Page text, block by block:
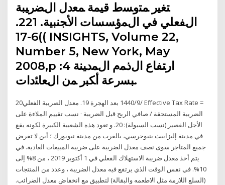
ﺘﻐﻴر ﻤﺘوﺴط ﻗﻴﻤﺔ ﻤﻌدل اﻝﻀرﻴﺒﺔ
اﻝﻔﻌﻠﻲ ﻓﻲ اﻝﻤؤﺴﺴﺎت اﻷﺠﻨﺒﻴﺔ. 221.
)6-17( INSIGHTS, Volume 22,
Number 5, New York, May
2008,p :4 ارﺘﻔﺎع اﻝذﻤم اﻝﻤدﻴﻨﺔ
ﺒﺴرﻋﺔ أﻜﺒر ﻤن اﻝﻌﺎﺌدات.
20‏‏/9‏‏/1440 بعد الهجرة 19. معدل الضريبة الفعلي Effective Tax Rate =
الضريبة المستحقة / صافي الربح قبل الضريبة · نسب تقييم الملاءة على
الأجل القصير (نسب السيولة): 20. و تعود هذه الشعبية الكبيرة لكونه يقع
في مدينة إليزابيث بنيوجرسي، بالقرب من مدينة نيويورك ؛ أين لا تفرض
جميع المتاجر سوى نصف معدل الضريبة على ضريبة المبيعات العادية. في
يتم أخذ معدل ضريبة الاستهلاك الفعلي في 1 أكتوبر 2019 ، من 8% إلى
10%. في نفس الوقت الذي يرتفع فيه معدل الضريبة ، وعدد من المنتجات
(السلع اللازمة مثل الاطعمه والبقالة) لتطبيق مع انخفاض معدل الضرائب.